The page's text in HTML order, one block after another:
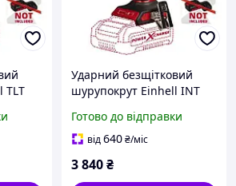
TLT
Ударний безщітковий
шурупокрут Einhell INT
В, двошвидкісний, Без
АКБ)
Готово до відправки
від640₴/міс
3 840₴